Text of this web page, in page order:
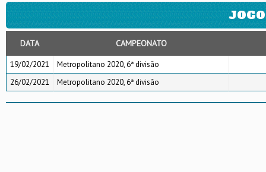
DATA CAMPEONATO
19/02/2021
Metropolitano 2020, 6ª divisão
26/02/2021
Metropolitano 2020, 6ª divisão